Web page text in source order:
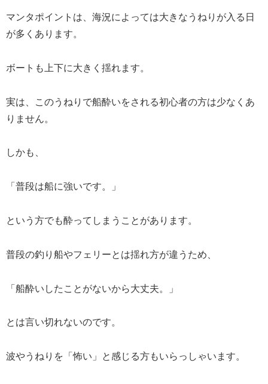
マンタポイントは、海況によっては大きなうねりが入る日
が多くあります。
ボートも上下に大きく揺れます。
実は、このうねりで船酔いをされる初心者の方は少なくあ
りません。
しかも、
「普段は船に強いです。」
という方でも酔ってしまうことがあります。
普段の釣り船やフェリーとは揺れ方が違うため、
「船酔いしたことがないから大丈夫。」
とは言い切れないのです。
波やうねりを「怖い」と感じる方もいらっしゃいます。